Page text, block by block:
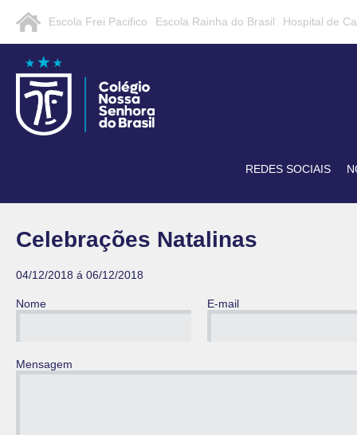
Escola Frei Pacifico Escola Rainha do Brasil Hospital de
REDES SOCIAIS
Celebrações Natalinas
04/12/2018 á 06/12/2018
Nome E-mail
Mensagem